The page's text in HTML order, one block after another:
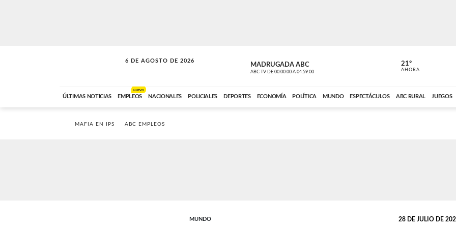
6 DE AGOSTO DE 2026
SOLO MÚSICA MADRUGADA ABC
ABC TV DE 00:00:00 A 04:59:00 ABC CARDINAL
21º
AHORA
ÚLTIMAS NOTICIAS EMPLEOS
NUEVO
NACIONALES POLICIALES DEPORTES ECONOMÍA POLÍTICA MUNDO ESPECTÁCULOS ABC RURAL JUEGOS
MAFIA EN IPS ABC EMPLEOS
MUNDO 28 DE JULIO DE